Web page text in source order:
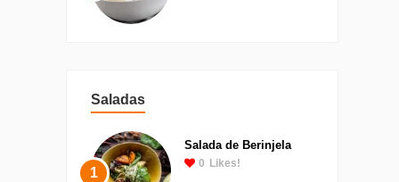
Saladas
1
Salada de Berinjela
0 Likes!